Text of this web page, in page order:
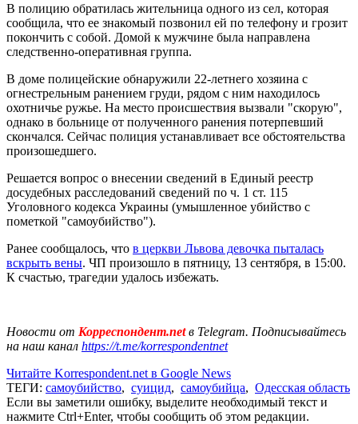
В полицию обратилась жительница одного из сел, которая
сообщила, что ее знакомый позвонил ей по телефону и грозит
покончить с собой. Домой к мужчине была направлена
следственно-оперативная группа.
В доме полицейские обнаружили 22-летнего хозяина с
огнестрельным ранением груди, рядом с ним находилось
охотничье ружье. На место происшествия вызвали "скорую",
однако в больнице от полученного ранения потерпевший
скончался. Сейчас полиция устанавливает все обстоятельства
произошедшего.
Решается вопрос о внесении сведений в Единый реестр
досудебных расследований сведений по ч. 1 ст. 115
Уголовного кодекса Украины (умышленное убийство с
пометкой "самоубийство").
Ранее сообщалось, что в церкви Львова девочка пыталась
вскрыть вены. ЧП произошло в пятницу, 13 сентября, в 15:00.
К счастью, трагедии удалось избежать.
Новости от Корреспондент.netв Telegram. Подписывайтесь
на наш канал https://t.me/korrespondentnet
Читайте Korrespondent.net в Google News
ТЕГИ: самоубийство, суицид, самоубийца, Одесская область
Если вы заметили ошибку, выделите необходимый текст и
нажмите Ctrl+Enter, чтобы сообщить об этом редакции.